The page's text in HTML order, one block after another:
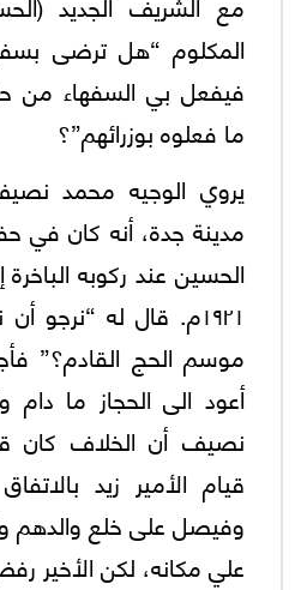
المكلوم “هل ترضى
فيفعل بي السفهاء من
ما فعلوه بوزرائهم”؟
يروي الوجيه محمد
مدينة جدة، أنه كان في
الحسين عند ركوبه
١٩٢١م. قال له “نرجو
موسم الحج القادم؟”
أعود الى الحجاز ما
نصيف أن الخلاف كان
قيام الأمير زيد
وفيصل على خلع والدهم
علي مكانه، لكن الأخير